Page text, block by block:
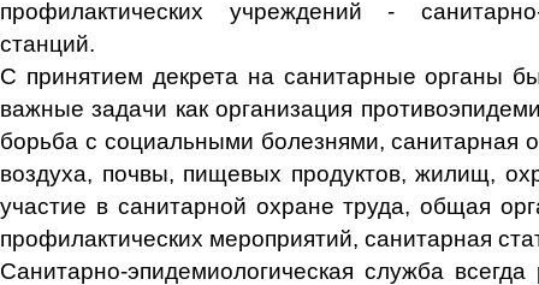
профилактических учреждений - санитарно-
станций.
С принятием декрета на санитарные органы
важные задачи как организация
борьба с социальными болезнями, санитарная
воздуха, почвы, пищевых продуктов, жилищ,
участие в санитарной охране труда, общая
профилактических мероприятий, санитарная
Санитарно-эпидемиологическая служба